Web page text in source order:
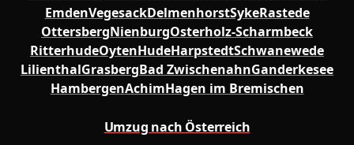
EmdenVegesackDelmenhorstSykeRastede
OttersbergNienburgOsterholz-Scharmbeck
RitterhudeOytenHudeHarpstedtSchwanewede
LilienthalGrasbergBad ZwischenahnGanderkesee
HambergenAchimHagen im Bremischen
Umzug nach Österreich